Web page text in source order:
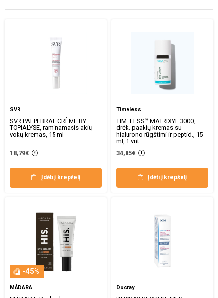
SVR
SVR PALPEBRAL CRÈME BY
TOPIALYSE, raminamasis akių
vokų kremas, 15 ml
18,79€
Įdėti į krepšelį
Timeless
TIMELESS™ MATRIXYL 3000,
drėk. paakių kremas su
hialurono rūgštimi ir peptid., 15
ml, 1 vnt.
34,85€
Įdėti į krepšelį
-45%
MÁDARA Ducray